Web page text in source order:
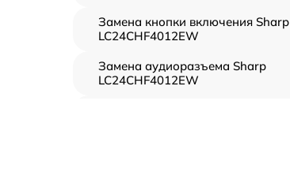
Замена кнопки включения Sharp
LC24CHF4012EW
Замена аудиоразъема Sharp
LC24CHF4012EW